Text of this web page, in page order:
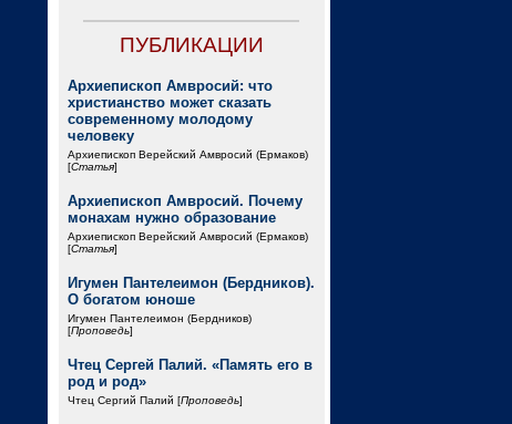
ПУБЛИКАЦИИ
Архиепископ Амвросий: что
христианство может сказать
современному молодому
человеку
Архиепископ Верейский Амвросий (Ермаков)
[Статья]
Архиепископ Амвросий. Почему
монахам нужно образование
Архиепископ Верейский Амвросий (Ермаков)
[Статья]
Игумен Пантелеимон (Бердников).
О богатом юноше
Игумен Пантелеимон (Бердников)
[Проповедь]
Чтец Сергей Палий. «Память его в
род и род»
Чтец Сергий Палий [Проповедь]